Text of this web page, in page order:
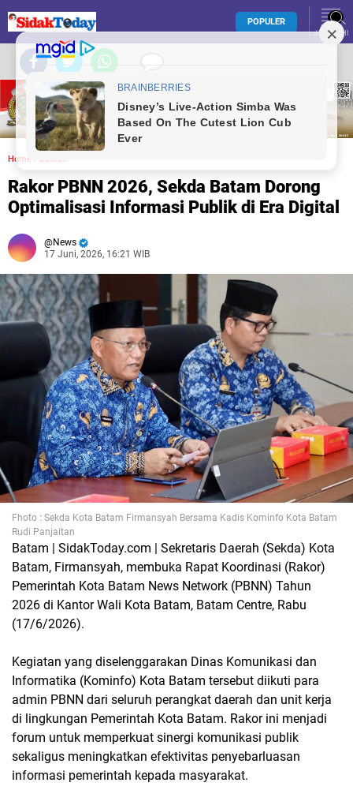
POPULER
JELAJAHI
Home / Daerah
Rakor PBNN 2026, Sekda Batam Dorong
Optimalisasi Informasi Publik di Era Digital
News
17 Juni, 2026, 16:21 WIB
Fhoto : Sekda Kota Batam Firmansyah Bersama Kadis Kominfo Kota Batam
Rudi Panjaitan
Batam | SidakToday.com | Sekretaris Daerah (Sekda) Kota
Batam, Firmansyah, membuka Rapat Koordinasi (Rakor)
Pemerintah Kota Batam News Network (PBNN) Tahun
2026 di Kantor Wali Kota Batam, Batam Centre, Rabu
(17/6/2026).
Kegiatan yang diselenggarakan Dinas Komunikasi dan
Informatika (Kominfo) Kota Batam tersebut diikuti para
admin PBNN dari seluruh perangkat daerah dan unit kerja
di lingkungan Pemerintah Kota Batam. Rakor ini menjadi
forum untuk memperkuat sinergi komunikasi publik
sekaligus meningkatkan efektivitas penyebarluasan
informasi pemerintah kepada masyarakat.